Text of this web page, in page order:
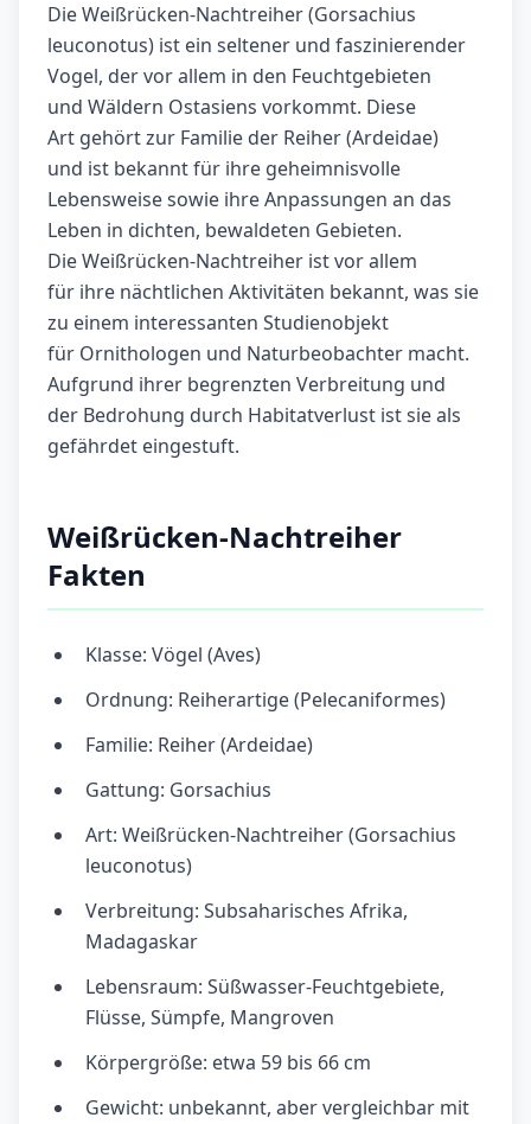
Die Weißrücken-Nachtreiher (Gorsachius
leuconotus) ist ein seltener und faszinierender
Vogel, der vor allem in den Feuchtgebieten
und Wäldern Ostasiens vorkommt. Diese
Art gehört zur Familie der Reiher (Ardeidae)
und ist bekannt für ihre geheimnisvolle
Lebensweise sowie ihre Anpassungen an das
Leben in dichten, bewaldeten Gebieten.
Die Weißrücken-Nachtreiher ist vor allem
für ihre nächtlichen Aktivitäten bekannt, was sie
zu einem interessanten Studienobjekt
für Ornithologen und Naturbeobachter macht.
Aufgrund ihrer begrenzten Verbreitung und
der Bedrohung durch Habitatverlust ist sie als
gefährdet eingestuft.
Weißrücken-Nachtreiher
Fakten
Klasse: Vögel (Aves)
Ordnung: Reiherartige (Pelecaniformes)
Familie: Reiher (Ardeidae)
Gattung: Gorsachius
Art: Weißrücken-Nachtreiher (Gorsachius
leuconotus)
Verbreitung: Subsaharisches Afrika,
Madagaskar
Lebensraum: Süßwasser-Feuchtgebiete,
Flüsse, Sümpfe, Mangroven
Körpergröße: etwa 59 bis 66 cm
Gewicht: unbekannt, aber vergleichbar mit